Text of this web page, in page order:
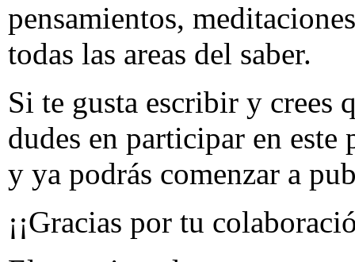
pensamientos,
todas las areas del saber.
Si te gusta escribir y crees
dudes en participar en
y ya podrás comenzar a
¡¡Gracias por tu